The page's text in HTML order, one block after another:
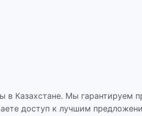
в Казахстане. Мы гарантируем
доступ к лучшим